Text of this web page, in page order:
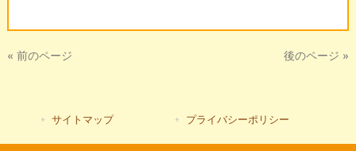
« 前のページ 後のページ »
サイトマップ プライバシーポリシー